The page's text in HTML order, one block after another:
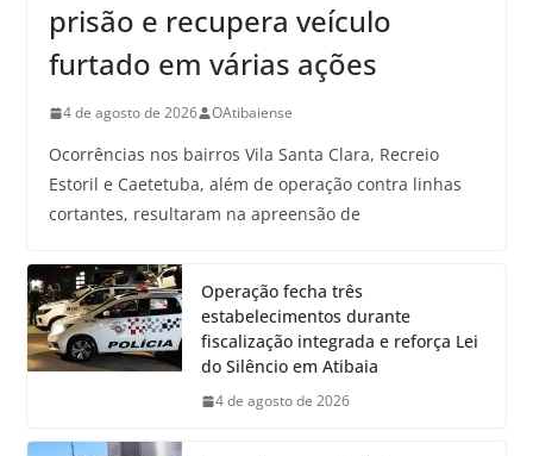
prisão e recupera veículo
furtado em várias ações
4 de agosto de 2026 OAtibaiense
Ocorrências nos bairros Vila Santa Clara, Recreio
Estoril e Caetetuba, além de operação contra linhas
cortantes, resultaram na apreensão de
Operação fecha três
estabelecimentos durante
fiscalização integrada e reforça Lei
do Silêncio em Atibaia
4 de agosto de 2026